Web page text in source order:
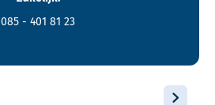
085 - 401 81 23